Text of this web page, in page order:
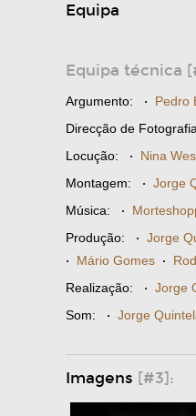
Equipa
Equipa técnica
Argumento: · Pedro
Direcção de
Locução: · Nina
Montagem: · Jorge
Música: ·
Produção: · Jorge
· Mário Gomes ·
Realização: · Jorge
Som: · Jorge
Imagens [#3]: